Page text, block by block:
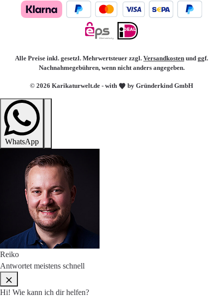
© 2026 Karikaturwelt.de - with by Gründerkind GmbH
Alle Preise inkl. gesetzl. Mehrwertsteuer zzgl. Versandkosten und ggf.
Nachnahmegebühren, wenn nicht anders angegeben.
WhatsApp
Reiko
Antwortet meistens schnell
Hi! Wie kann ich dir helfen?